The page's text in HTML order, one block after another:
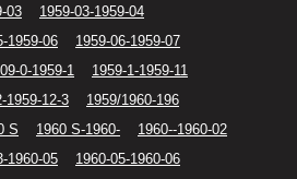
03
1959-03-1959-04
1959-06
1959-06-1959-07
0-1959-1
1959-1-1959-11
1959-12-3
1959/1960-196
S 1960 S-1960-
1960--1960-02
1960-05
1960-05-1960-06